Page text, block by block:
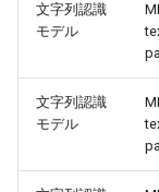
文字列認識
モデル
文字列認識
モデル